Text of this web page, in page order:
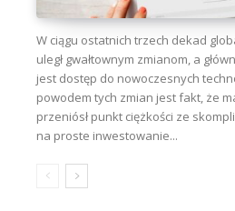
W ciągu ostatnich trzech dekad
uległ gwałtownym zmianom, a
jest dostęp do nowoczesnych
powodem tych zmian jest fakt, że
przeniósł punkt ciężkości ze
na proste inwestowanie...